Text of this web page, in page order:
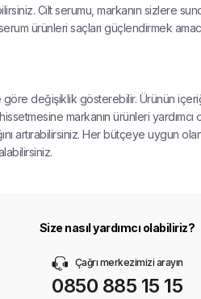
Cilt serumu, markanın sizlere
ürünleri saçları güçlendirmek
göre değişiklik gösterebilir. Ürünün
markanın ürünleri yardımcı
artırabilirsiniz. Her bütçeye uygun
Size nasıl yardımcı olabiliriz?
Çağrı merkezimizi arayın
0850 885 15 15